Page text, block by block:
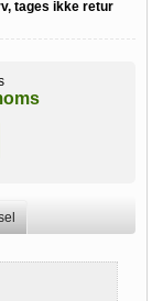
tages ikke retur